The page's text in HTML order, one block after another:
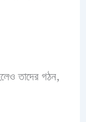
তাদের গঠন,